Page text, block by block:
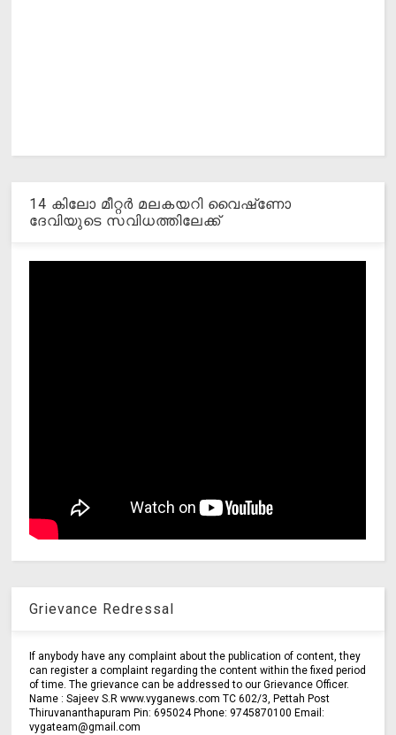
14 കിലോ മീറ്റര്‍ മലകയറി വൈഷ്‌ണോ
ദേവിയുടെ സവിധത്തിലേക്ക്
Grievance Redressal
If anybody have any complaint about the publication of content, they
can register a complaint regarding the content within the fixed period
of time. The grievance can be addressed to our Grievance Officer.
Name : Sajeev S.R www.vyganews.com TC 602/3, Pettah Post
Thiruvananthapuram Pin: 695024 Phone: 9745870100 Email:
vygateam@gmail.com